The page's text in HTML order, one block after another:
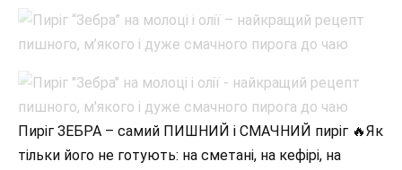
Пиріг ЗЕБРА – самий ПИШНИЙ і СМАЧНИЙ пиріг 🔥Як
тільки його не готують: на сметані, на кефірі, на